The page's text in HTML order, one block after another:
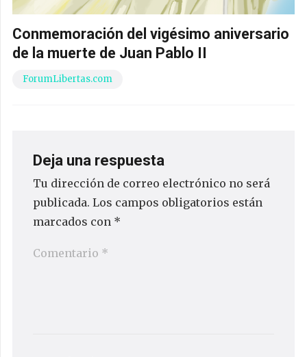
Conmemoración del vigésimo aniversario
de la muerte de Juan Pablo II
ForumLibertas.com
Deja una respuesta
Tu dirección de correo electrónico no será
publicada. Los campos obligatorios están
marcados con *